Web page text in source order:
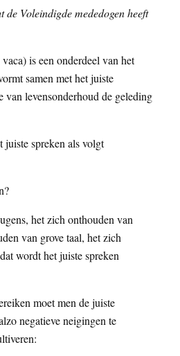
Voleindigde mededogen heeft
is een onderdeel van het
samen met het juiste
van levensonderhoud de geleding
spreken als volgt
het zich onthouden van
van grove taal, het zich
wordt het juiste spreken
moet men de juiste
negatieve neigingen te